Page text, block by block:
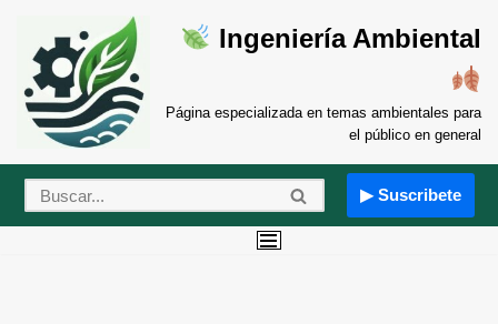
Saltar
al
contenido
Ingeniería Ambiental
Página especializada en temas ambientales para
el público en general
▶ Suscribete